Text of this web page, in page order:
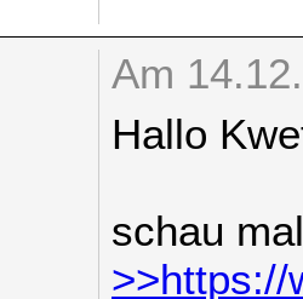
Am
Hallo
schau
>>https://